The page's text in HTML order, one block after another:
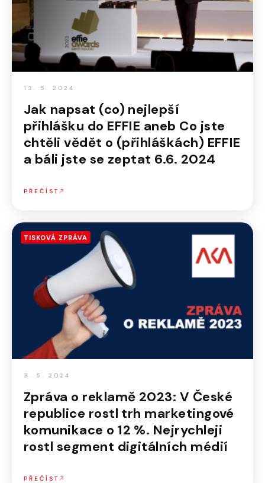
13. 5. 2024
Jak napsat (co) nejlepší
přihlášku do EFFIE aneb Co jste
chtěli vědět o (přihláškách) EFFIE
a báli jste se zeptat 6.6. 2024
PŘEČÍST
TISKOVÁ ZPRÁVA
3. 5. 2024
Zpráva o reklamě 2023: V České
republice rostl trh marketingové
komunikace o 12 %. Nejrychleji
rostl segment digitálních médií
PŘEČÍST